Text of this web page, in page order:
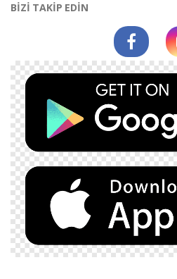
BİZİ TAKİP EDİN